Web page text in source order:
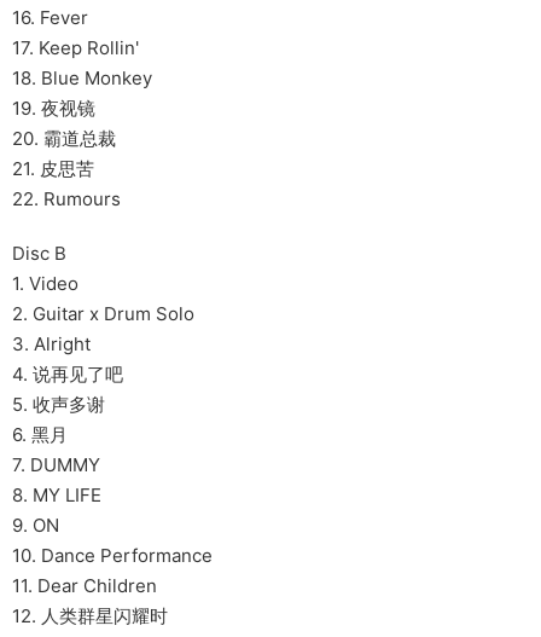
16. Fever
17. Keep Rollin'
18. Blue Monkey
19. 夜视镜
20. 霸道总裁
21. 皮思苦
22. Rumours
Disc B
1. Video
2. Guitar x Drum Solo
3. Alright
4. 说再见了吧
5. 收声多谢
6. 黑月
7. DUMMY
8. MY LIFE
9. ON
10. Dance Performance
11. Dear Children
12. 人类群星闪耀时